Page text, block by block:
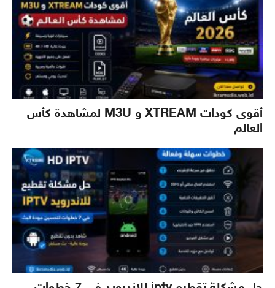
أقوى كودات XTREAM و M3U لمشاهدة كأس
العالم